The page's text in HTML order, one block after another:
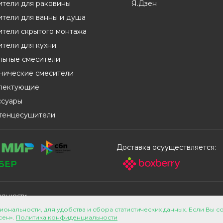
для раковины
для ванны и душа
скрытого монтажа
для кухни
смесители
смесители
Я.Дзен
Доставка осууществляется:
публичной офертой, определяемой положениями
для удобства и сбора статистических данных. Если Вы
Политика конфиденциальности